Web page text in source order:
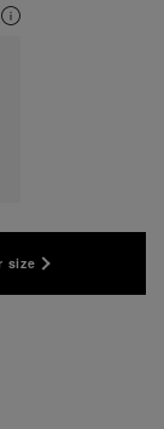
size